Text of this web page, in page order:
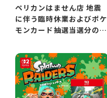
ペリカンはません店 地震
に伴う臨時休業およびポケ
モンカード抽選当選分のお